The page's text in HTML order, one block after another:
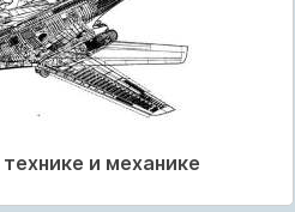
и механике